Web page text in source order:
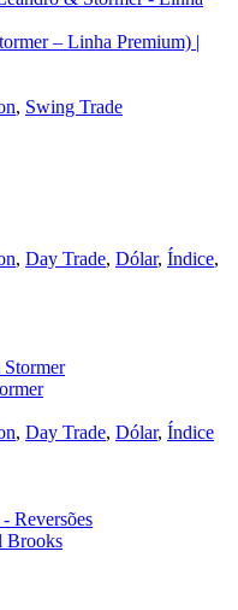
– Linha Premium) |
, Swing Trade
, Day Trade, Dólar, Índice,
, Day Trade, Dólar, Índice
Brooks